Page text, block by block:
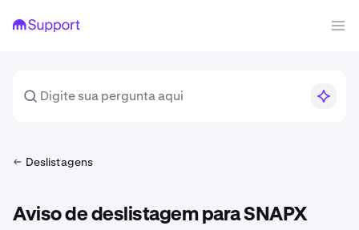
Deslistagens
Aviso de deslistagem para SNAPX